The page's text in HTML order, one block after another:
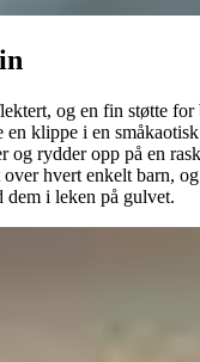
og en fin støtte for
en klippe i en
og rydder opp på en
hvert enkelt barn,
dem i leken på gulvet.